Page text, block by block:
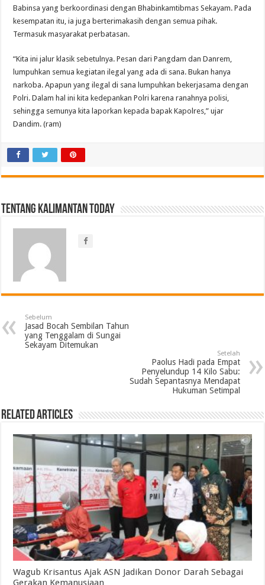
Babinsa yang berkoordinasi dengan Bhabinkamtibmas Sekayam. Pada
kesempatan itu, ia juga berterimakasih dengan semua pihak.
Termasuk masyarakat perbatasan.
“Kita ini jalur klasik sebetulnya. Pesan dari Pangdam dan Danrem,
lumpuhkan semua kegiatan ilegal yang ada di sana. Bukan hanya
narkoba. Apapun yang ilegal di sana lumpuhkan bekerjasama dengan
Polri. Dalam hal ini kita kedepankan Polri karena ranahnya polisi,
sehingga semunya kita laporkan kepada bapak Kapolres,” ujar
Dandim. (ram)
Tentang Kalimantan Today
Sebelum
Jasad Bocah Sembilan Tahun
yang Tenggalam di Sungai
Sekayam Ditemukan
Setelah
Paolus Hadi pada Empat
Penyelundup 14 Kilo Sabu:
Sudah Sepantasnya Mendapat
Hukuman Setimpal
Related Articles
Wagub Krisantus Ajak ASN Jadikan Donor Darah Sebagai
Gerakan Kemanusiaan